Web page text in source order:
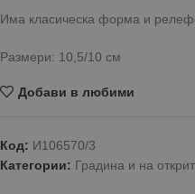
Има класическа форма и
Размери: 10,5/10 см
Добави в любими
Код: И106570/3
Категории: Градина и на